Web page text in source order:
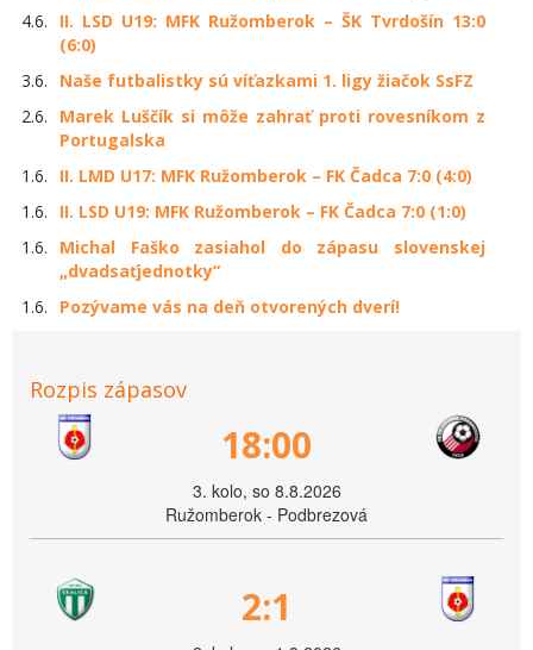
4.6.
II. LSD U19: MFK Ružomberok – ŠK Tvrdošín 13:0
(6:0)
3.6.
Naše futbalistky sú víťazkami 1. ligy žiačok SsFZ
2.6.
Marek Luščík si môže zahrať proti rovesníkom z
Portugalska
1.6.
II. LMD U17: MFK Ružomberok – FK Čadca 7:0 (4:0)
1.6.
II. LSD U19: MFK Ružomberok – FK Čadca 7:0 (1:0)
1.6.
Michal Faško zasiahol do zápasu slovenskej
„dvadsaťjednotky“
1.6.
Pozývame vás na deň otvorených dverí!
Rozpis zápasov
18:00
3. kolo, so 8.8.2026
Ružomberok - Podbrezová
2:1